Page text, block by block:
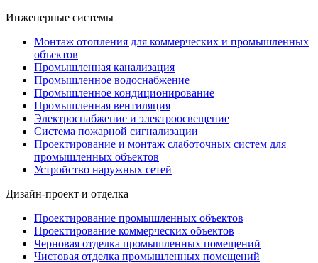
Инженерные системы
Монтаж отопления для коммерческих и промышленных
объектов
Промышленная канализация
Промышленное водоснабжение
Промышленное кондиционирование
Промышленная вентиляция
Электроснабжение и электроосвещение
Система пожарной сигнализации
Проектирование и монтаж слаботочных систем для
промышленных объектов
Устройство наружных сетей
Дизайн-проект и отделка
Проектирование промышленных объектов
Проектирование коммерческих объектов
Черновая отделка промышленных помещений
Чистовая отделка промышленных помещений